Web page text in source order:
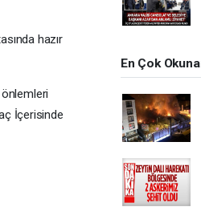
hazır
önlemleri
İçerisinde
En Çok